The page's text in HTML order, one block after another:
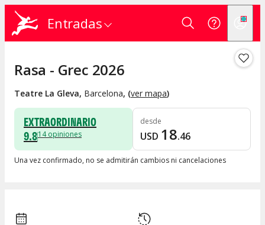
Entradas
Rasa - Grec 2026
Teatre La Gleva, Barcelona, (ver mapa)
EXTRAORDINARIO
9.814 opiniones
desde
USD 18.46
Una vez confirmado, no se admitirán cambios ni cancelaciones